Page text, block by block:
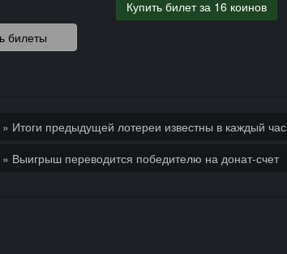
» Итоги предыдущей лотереи известны в каждый час
» Выигрыш переводится победителю на донат-счет